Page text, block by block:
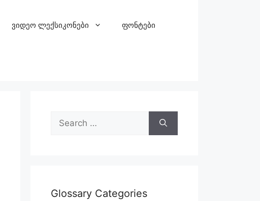
ვიდეო ლექსიკონები ფონტები
Glossary Categories